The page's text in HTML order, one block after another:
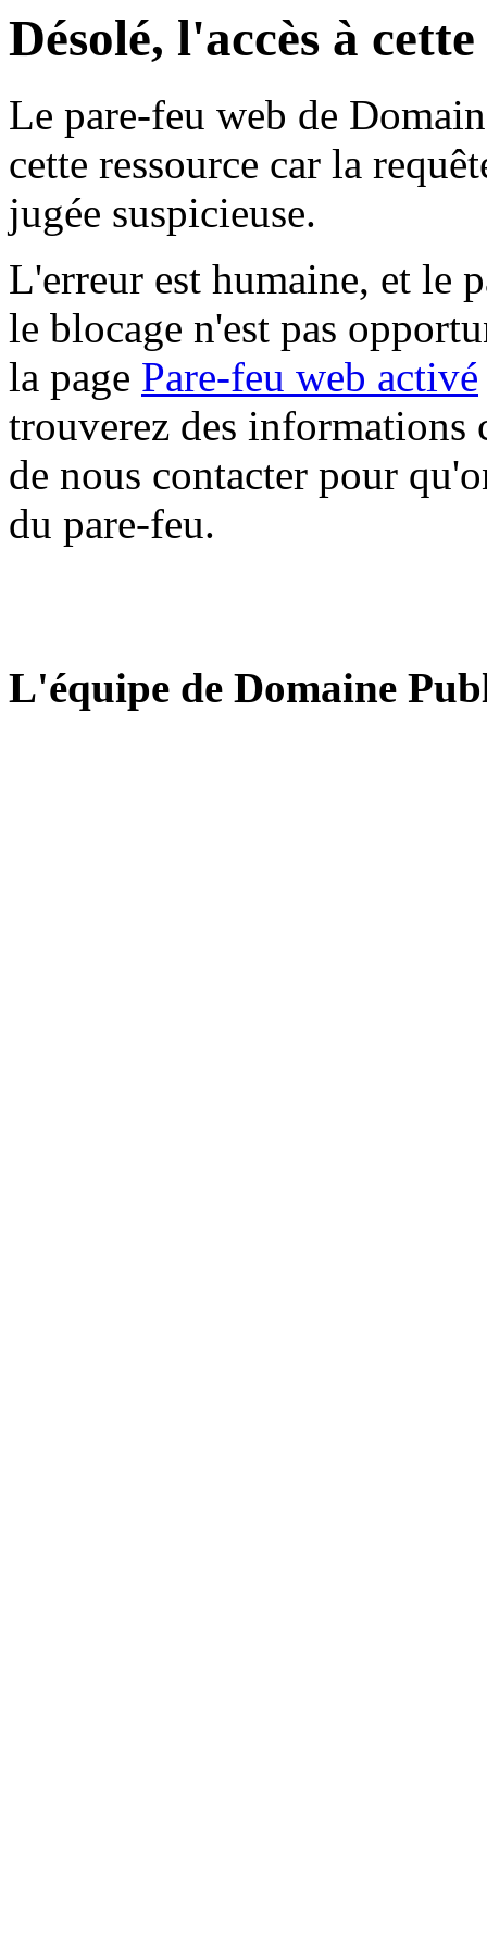
Désolé, l'accès à
Le pare-feu web de
cette ressource car la
jugée suspicieuse.
L'erreur est humaine, et le
le blocage n'est pas
la page Pare-feu web activé
trouverez des informations
de nous contacter pour
du pare-feu.
L'équipe de Domaine